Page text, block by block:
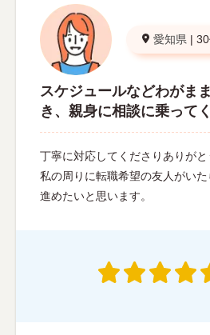
愛知県 |
スケジュールなどわがま
き、親身に相談に乗って
丁寧に対応してくださりありがと
私の周りに転職希望の友人がい
進めたいと思います。